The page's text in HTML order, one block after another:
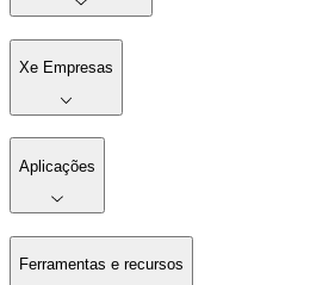
Xe Empresas
Aplicações
Ferramentas e recursos